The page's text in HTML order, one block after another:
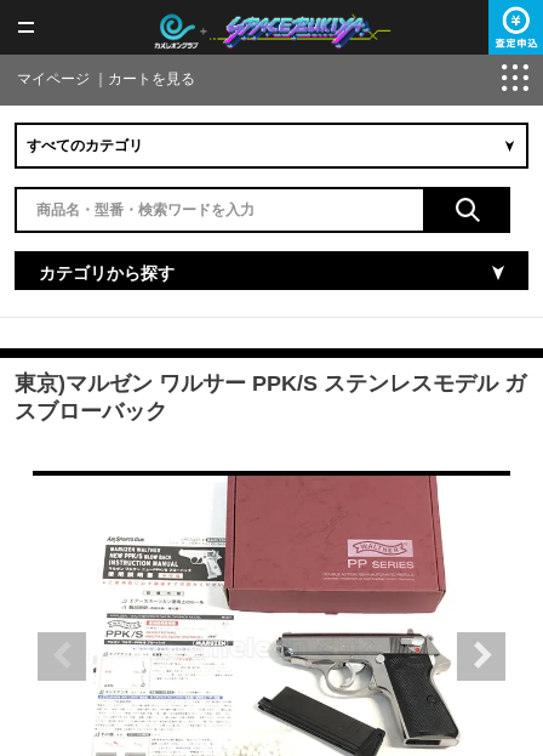
マイページ カートを見る
カテゴリから探す
東京)マルゼン ワルサー PPK/S ステンレスモデル ガ
スブローバック